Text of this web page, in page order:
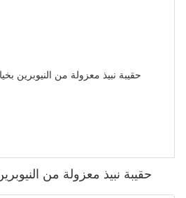
حقيبة نبيذ معزولة من